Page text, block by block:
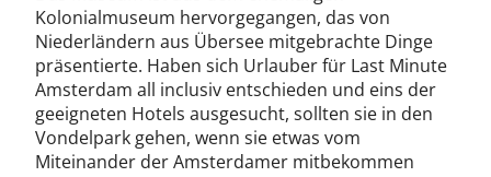
Kolonialmuseum hervorgegangen, das von
Niederländern aus Übersee mitgebrachte Dinge
präsentierte. Haben sich Urlauber für Last Minute
Amsterdam all inclusiv entschieden und eins der
geeigneten Hotels ausgesucht, sollten sie in den
Vondelpark gehen, wenn sie etwas vom
Miteinander der Amsterdamer mitbekommen